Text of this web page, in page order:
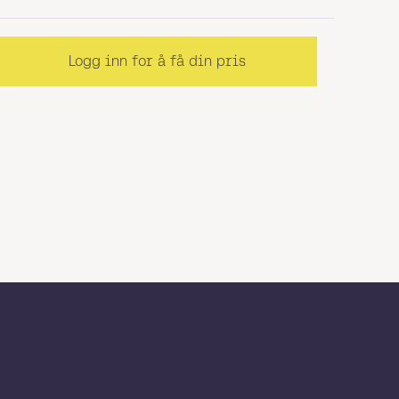
Logg inn for å få din pris